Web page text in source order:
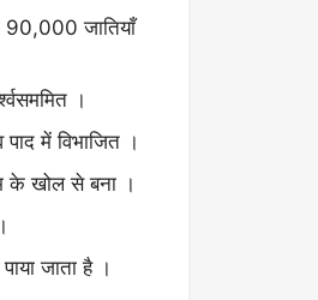
90,000 जातियाँ
।
में विभाजित ।
के खोल से बना ।
जाता है ।